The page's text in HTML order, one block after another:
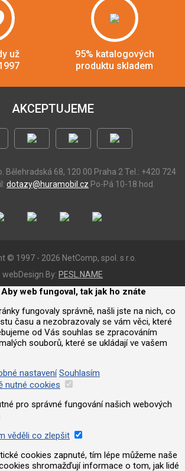
už
95% katalogových
produktu skladem
AKCEPTUJEME
Bělehradská 68, 120 00 Praha 2 Tel.: +420 724
dotazy@huramobil.cz Po-Pá 10-18 hod.
© 1997 - 2026 NetComp, spol. s r.o.
webDesign By: PESL.NAME
web fungoval, tak jak ho znáte
fungovaly správně, našli jste na nich, co
času a nezobrazovaly se vám věci, které
od Vás souhlas se zpracováním
souborů, které se ukládají ve vašem
nastavení Souhlasím
nutné cookies
pro správné fungování našich webových
věděli co zlepšit
cookies zapnuté, tím lépe můžeme naše
shromažďují informace o tom, jak lidé